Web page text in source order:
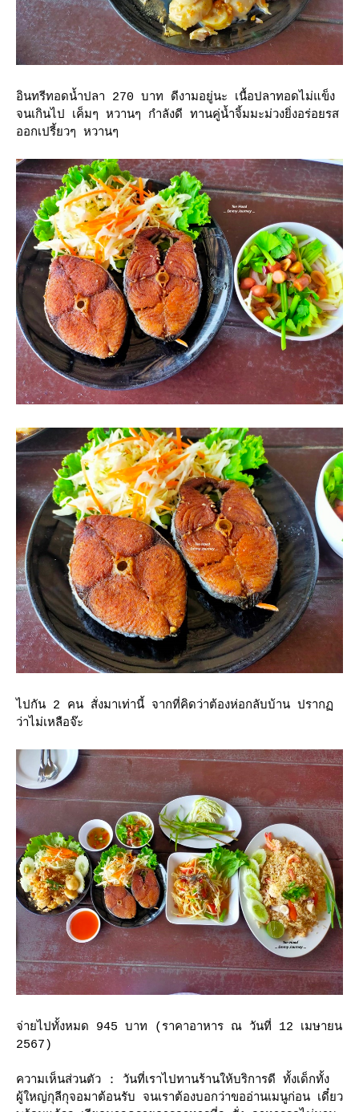
อินทรีทอดน้ำปลา 270 บาท ดีงามอยู่นะ เนื้อปลาทอดไม่แข็ง
จนเกินไป เค็มๆ หวานๆ กำลังดี ทานคู่น้ำจิ้มมะม่วงยิ่งอร่อยรส
ออกเปรี้ยวๆ หวานๆ
ไปกัน 2 คน สั่งมาเท่านี้ จากที่คิดว่าต้องห่อกลับบ้าน ปราก
ว่าไม่เหลือจ๊ะ
จ่ายไปทั้งหมด 945 บาท (ราคาอาหาร ณ วันที่ 12 เมษายน
2567)
ความเห็นส่วนตัว : วันที่เราไปทานร้านให้บริการดี ทั้งเด็กทั้ง
ผู้ใหญ่กุลีกุจอมาต้อนรับ จนเราต้องบอกว่าขออ่านเมนูก่อน เดี๋ยว